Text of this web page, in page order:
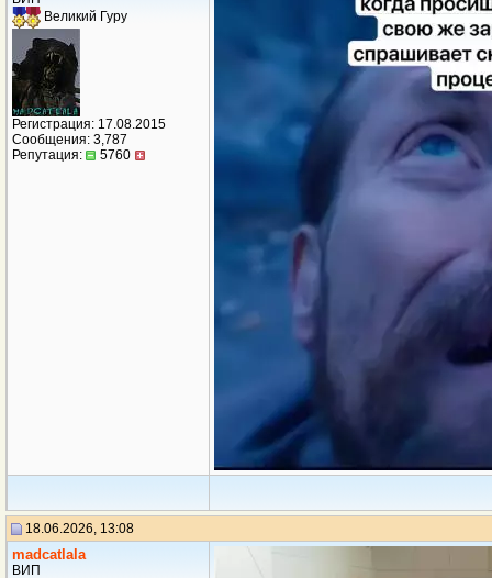
Великий Гуру
Регистрация: 17.08.2015
Сообщения: 3,787
Репутация:
5760
18.06.2026, 13:08
madcatlala
ВИП